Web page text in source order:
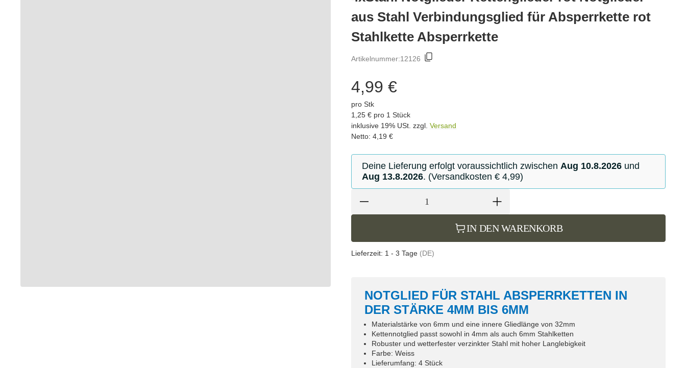
aus Stahl Verbindungsglied für Absperrkette rot
Stahlkette Absperrkette
Artikelnummer:12126
4,99 €
pro Stk
1,25 € pro 1 Stück
inklusive 19% USt. zzgl. Versand
Netto: 4,19 €
Deine Lieferung erfolgt voraussichtlich zwischen Aug 10.8.2026 und
Aug 13.8.2026. (Versandkosten € 4,99)
IN DEN WARENKORB
Lieferzeit: 1 - 3 Tage (DE)
NOTGLIED FÜR STAHL ABSPERRKETTEN IN
DER STÄRKE 4MM BIS 6MM
Materialstärke von 6mm und eine innere Gliedlänge von 32mm
Kettennotglied passt sowohl in 4mm als auch 6mm Stahlketten
Robuster und wetterfester verzinkter Stahl mit hoher Langlebigkeit
Farbe: Weiss
Lieferumfang: 4 Stück